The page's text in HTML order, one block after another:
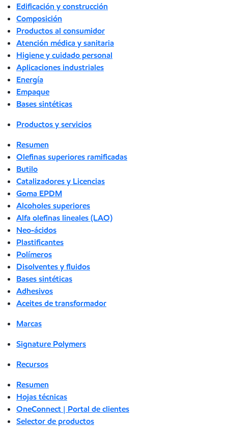
Edificación y construcción
Composición
Productos al consumidor
Atención médica y sanitaria
Higiene y cuidado personal
Aplicaciones industriales
Energía
Empaque
Bases sintéticas
Productos y servicios
Resumen
Olefinas superiores ramificadas
Butilo
Catalizadores y Licencias
Goma EPDM
Alcoholes superiores
Alfa olefinas lineales (LAO)
Neo-ácidos
Plastificantes
Polímeros
Disolventes y fluidos
Bases sintéticas
Adhesivos
Aceites de transformador
Marcas
Signature Polymers
Recursos
Resumen
Hojas técnicas
OneConnect | Portal de clientes
Selector de productos